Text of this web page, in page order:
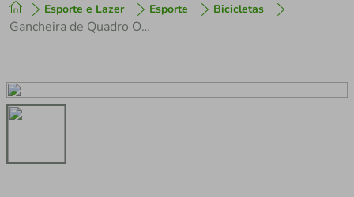
Esporte e Lazer Esporte Bicicletas
Gancheira de Quadro Oggi 7.5 / 7.4 / 7.3 Eixo 12x180mm com Porca
1º tenis